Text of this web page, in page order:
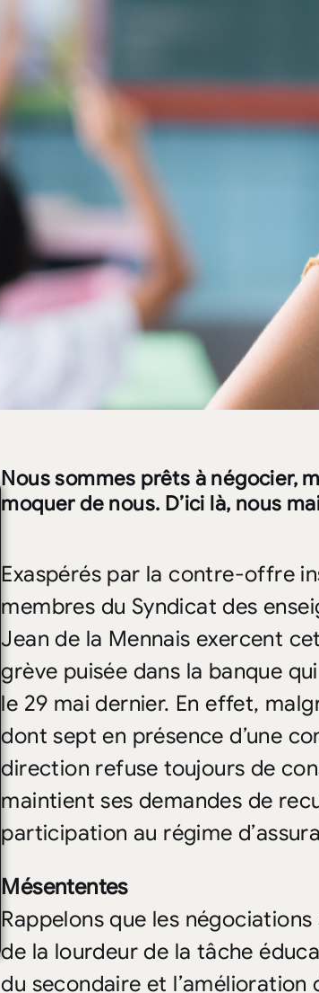
Nous sommes prêts à négocier,
moquer de nous. D’ici là, nous
Exaspérés par la contre-offre
membres du Syndicat des
Jean de la Mennais exercent
grève puisée dans la banque
le 29 mai dernier. En effet,
dont sept en présence d’une
direction refuse toujours de
maintient ses demandes de
participation au régime
Mésententes
Rappelons que les
de la lourdeur de la tâche
du secondaire et